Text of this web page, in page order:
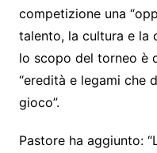
competizione una
talento, la cultura e la
lo scopo del torneo è
“eredità e legami che
gioco”.
Pastore ha aggiunto: